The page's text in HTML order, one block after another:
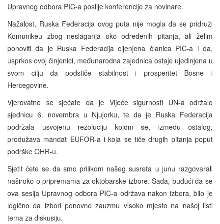
Upravnog odbora PIC-a poslije konferencije za novinare.
Nažalost, Ruska Federacija ovog puta nije mogla da se pridruži
Komunikeu zbog neslaganja oko određenih pitanja, ali želim
ponoviti da je Ruska Federacija cijenjena članica PIC-a i da,
usprkos ovoj činjenici, međunarodna zajednica ostaje ujedinjena u
svom cilju da podstiče stabilnost i prosperitet Bosne i
Hercegovine.
Vjerovatno se sjećate da je Vijeće sigurnosti UN-a održalo
sjednicu 6. novembra u Njujorku, te da je Ruska Federacija
podržala usvojenu rezoluciju kojom se, između ostalog,
produžava mandat EUFOR-a i koja se tiče drugih pitanja poput
podrške OHR-u.
Sjetit ćete se da smo prilikom našeg susreta u junu razgovarali
naširoko o pripremama za oktobarske izbore. Sada, budući da se
ova sesija Upravnog odbora PIC-a održava nakon izbora, bilo je
logično da izbori ponovno zauzmu visoko mjesto na našoj listi
tema za diskusiju.